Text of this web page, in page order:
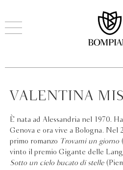
VALENTINA
È nata ad Alessandria nel 1970.
Genova e ora vive a Bologna. Nel
primo romanzo Trovami un giorno
vinto il premio Gigante delle
Sotto un cielo bucato di stelle